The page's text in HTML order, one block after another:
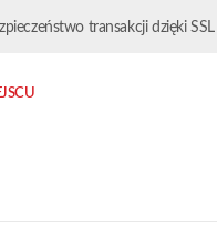
transakcji dzięki SSL